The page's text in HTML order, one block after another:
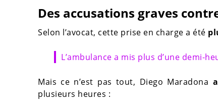
Des accusations graves
Selon l’avocat, cette prise en charge a été
L’ambulance a mis plus d’une demi-
Mais ce n’est pas tout, Diego Maradona
plusieurs heures :